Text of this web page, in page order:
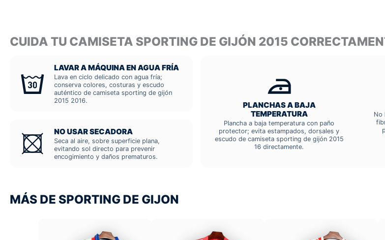
CUIDA TU CAMISETA SPORTING DE GIJÓN 2015
LAVAR A MÁQUINA EN AGUA FRÍA
Lava en ciclo delicado con agua fría;
conserva colores, costuras y escudo
auténtico de camiseta sporting de gijón
2015 2016.
NO USAR SECADORA
Seca al aire, sobre superficie plana,
evitando sol directo para prevenir
encogimiento y daños prematuros.
PLANCHAS A BAJA
TEMPERATURA
Plancha a baja temperatura con paño
protector; evita estampados, dorsales y
escudo de camiseta sporting de gijón 2015
16 directamente.
No
MÁS DE SPORTING DE GIJON